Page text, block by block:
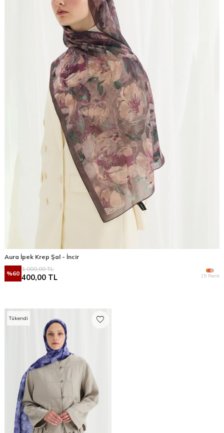
Aura İpek Krep Şal - İncir
%60
1.000,00TL
400,00 TL 15 Renk
Tükendi